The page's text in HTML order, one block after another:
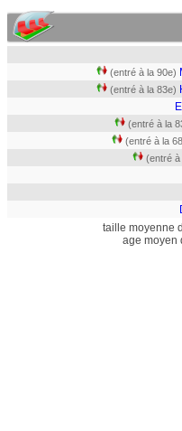
(entré à la 90e)
(entré à la 83e)
(entré à la
(entré à la
(entré à
taille moyenne
age moyen